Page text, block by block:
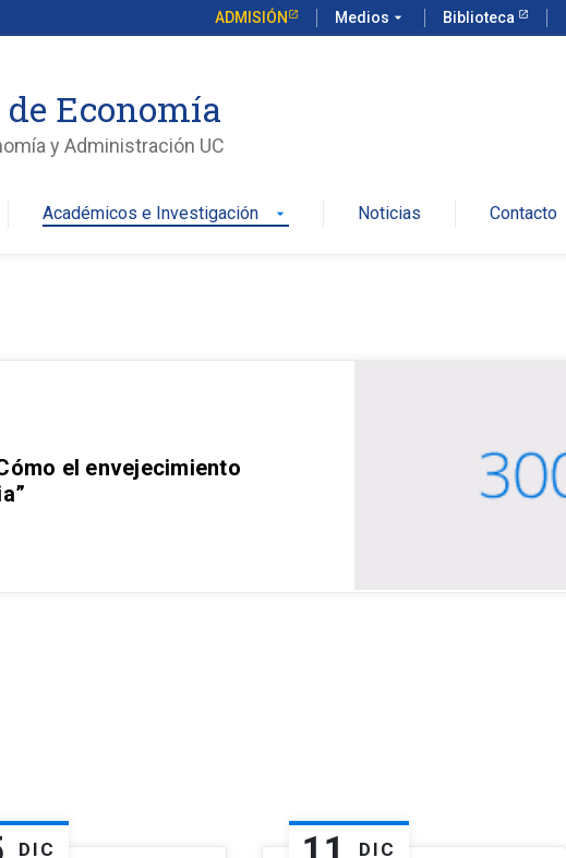
ADMISIÓN Medios arrow_drop_down Biblioteca
Economía
y Administración UC
Académicos e Investigación arrow_drop_down Noticias Contacto
el envejecimiento
DIC DIC